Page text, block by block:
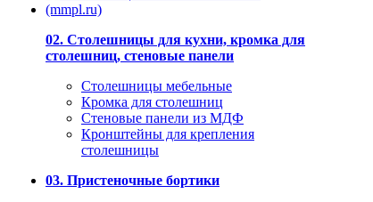
02. Столешницы для кухни, кромка для
столешниц, стеновые панели
Столешницы мебельные
Кромка для столешниц
Стеновые панели из МДФ
Кронштейны для крепления
столешницы
03. Пристеночные бортики